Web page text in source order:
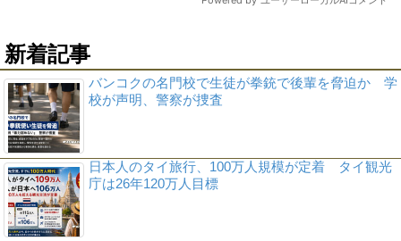
新着記事
バンコクの名門校で生徒が拳銃で後輩を脅迫か 学
校が声明、警察が捜査
日本人のタイ旅行、100万人規模が定着 タイ観光
庁は26年120万人目標